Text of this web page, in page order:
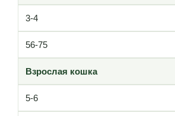
3-4
56-75
Взрослая кошка
5-6